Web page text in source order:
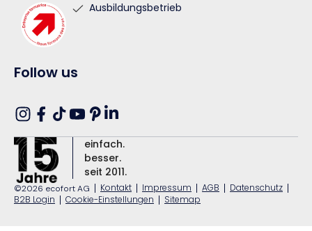
Ausbildungsbetrieb
Follow us
Instagram
Facebook
TikTokYouTube
Pinterest
Translation
missing:
de.general.social.links.linkedin
einfach.
besser.
seit 2011.
©2026 ecofort AG | Kontakt | Impressum | AGB | Datenschutz |
B2B Login | Cookie-Einstellungen | Sitemap